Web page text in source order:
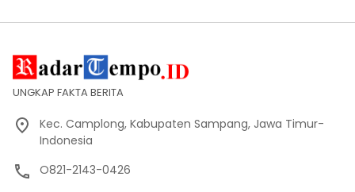
UNGKAP FAKTA BERITA
Kec. Camplong, Kabupaten Sampang, Jawa Timur-
Indonesia
O821-2143-0426